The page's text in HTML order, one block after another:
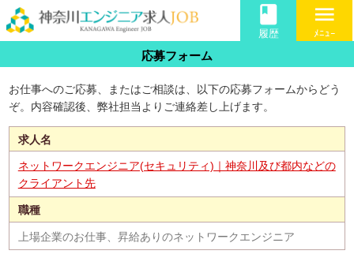
book
履歴
menu
ﾒﾆｭｰ
応募フォーム
お仕事へのご応募、またはご相談は、以下の応募フォームからどう
ぞ。内容確認後、弊社担当よりご連絡差し上げます。
求人名
ネットワークエンジニア(セキュリティ)｜神奈川及び都内などの
クライアント先
職種
上場企業のお仕事、昇給ありのネットワークエンジニア